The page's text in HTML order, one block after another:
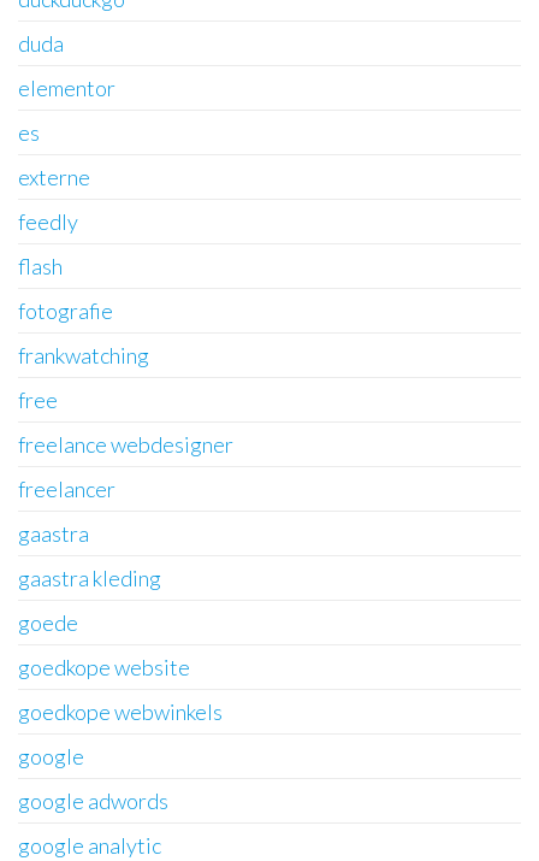
duda
elementor
es
externe
feedly
flash
fotografie
frankwatching
free
freelance webdesigner
freelancer
gaastra
gaastra kleding
goede
goedkope website
goedkope webwinkels
google
google adwords
google analytic